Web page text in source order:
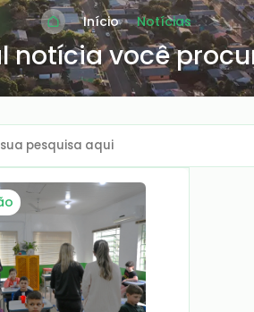
Início Notícias
notícia você